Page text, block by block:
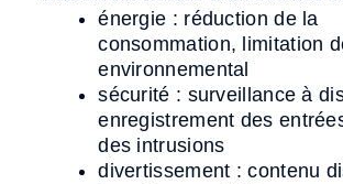
énergie : réduction de la
consommation, limitation
environnemental
sécurité : surveillance à
enregistrement des
des intrusions
divertissement : contenu